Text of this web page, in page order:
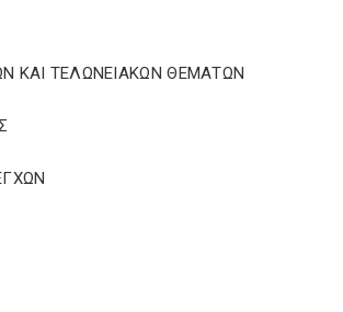
ΚΑΙ ΤΕΛΩΝΕΙΑΚΩΝ ΘΕΜΑΤΩΝ